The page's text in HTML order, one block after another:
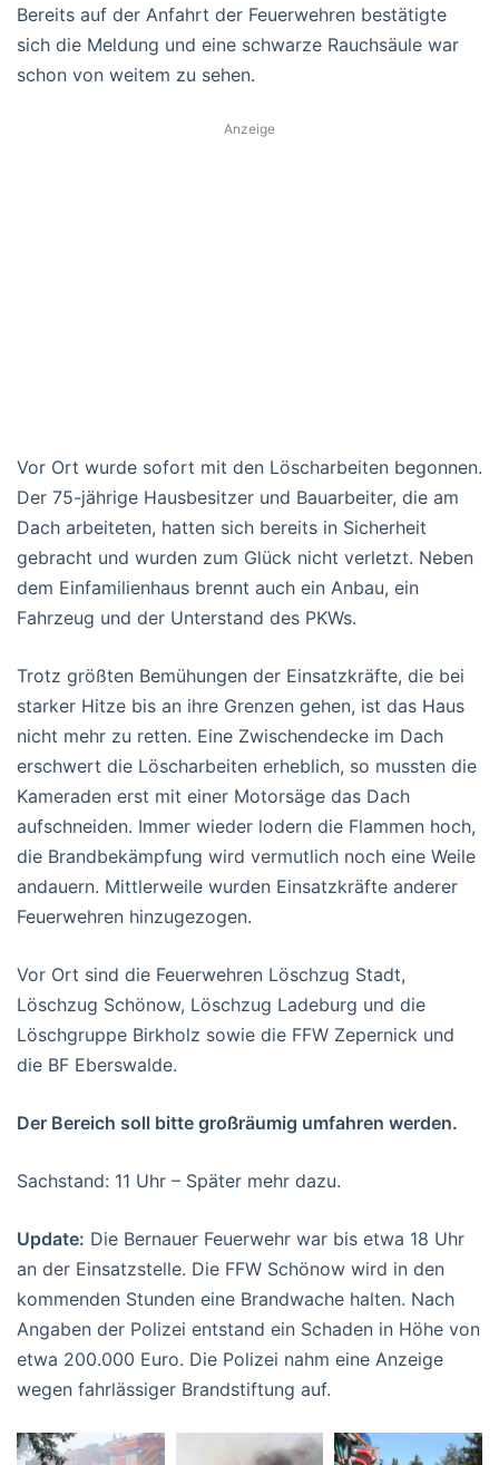
Bereits auf der Anfahrt der Feuerwehren bestätigte
sich die Meldung und eine schwarze Rauchsäule war
schon von weitem zu sehen.
Anzeige
Vor Ort wurde sofort mit den Löscharbeiten begonnen.
Der 75-jährige Hausbesitzer und Bauarbeiter, die am
Dach arbeiteten, hatten sich bereits in Sicherheit
gebracht und wurden zum Glück nicht verletzt. Neben
dem Einfamilienhaus brennt auch ein Anbau, ein
Fahrzeug und der Unterstand des PKWs.
Trotz größten Bemühungen der Einsatzkräfte, die bei
starker Hitze bis an ihre Grenzen gehen, ist das Haus
nicht mehr zu retten. Eine Zwischendecke im Dach
erschwert die Löscharbeiten erheblich, so mussten die
Kameraden erst mit einer Motorsäge das Dach
aufschneiden. Immer wieder lodern die Flammen hoch,
die Brandbekämpfung wird vermutlich noch eine Weile
andauern. Mittlerweile wurden Einsatzkräfte anderer
Feuerwehren hinzugezogen.
Vor Ort sind die Feuerwehren Löschzug Stadt,
Löschzug Schönow, Löschzug Ladeburg und die
Löschgruppe Birkholz sowie die FFW Zepernick und
die BF Eberswalde.
Der Bereich soll bitte großräumig umfahren werden.
Sachstand: 11 Uhr – Später mehr dazu.
Update: Die Bernauer Feuerwehr war bis etwa 18 Uhr
an der Einsatzstelle. Die FFW Schönow wird in den
kommenden Stunden eine Brandwache halten. Nach
Angaben der Polizei entstand ein Schaden in Höhe von
etwa 200.000 Euro. Die Polizei nahm eine Anzeige
wegen fahrlässiger Brandstiftung auf.